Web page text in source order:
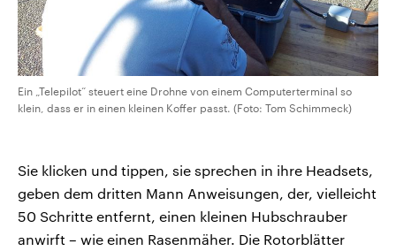
Ein „Telepilot“ steuert eine Drohne von einem Computerterminal so
klein, dass er in einen kleinen Koffer passt. (Foto: Tom Schimmeck)
Sie klicken und tippen, sie sprechen in ihre Headsets,
geben dem dritten Mann Anweisungen, der, vielleicht
50 Schritte entfernt, einen kleinen Hubschrauber
anwirft – wie einen Rasenmäher. Die Rotorblätter